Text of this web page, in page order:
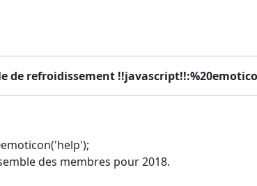
de refroidissement
des membres pour 2018.